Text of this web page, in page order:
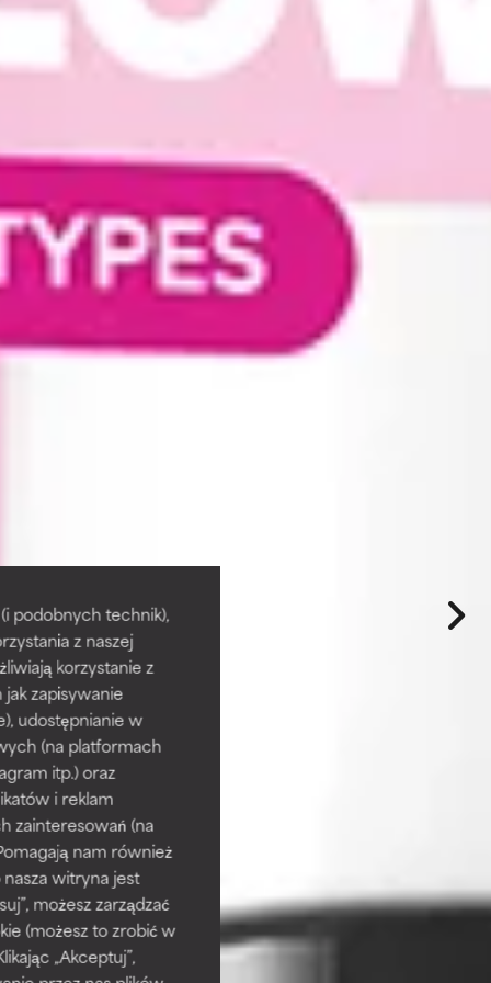
podobnych technik),
z naszej
korzystanie z
zapisywanie
udostępnianie w
(na platformach
itp.) oraz
i reklam
zainteresowań (na
nam również
witryna jest
możesz zarządzać
(możesz to zrobić w
„Akceptuj”,